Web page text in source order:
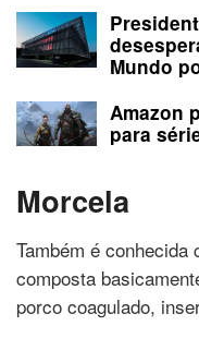
Mundo
Amazon
para
Morcela
Também é conhecida
composta
porco coagulado,